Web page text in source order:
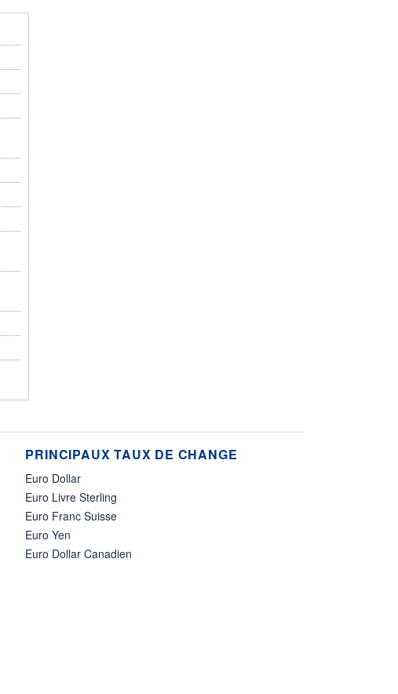
PRINCIPAUX TAUX DE CHANGE
Euro Dollar
Euro Livre Sterling
Euro Franc Suisse
Euro Yen
Euro Dollar Canadien